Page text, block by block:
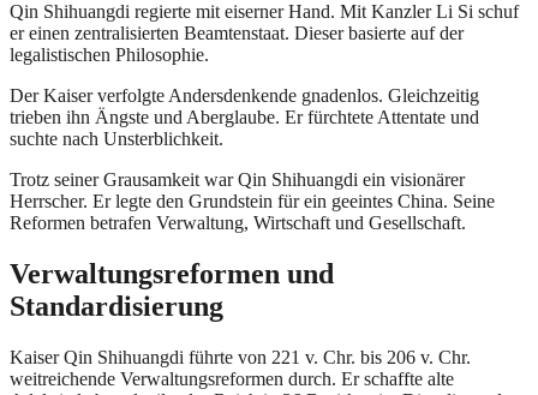
Qin Shihuangdi regierte mit eiserner Hand. Mit Kanzler Li Si schuf
er einen zentralisierten Beamtenstaat. Dieser basierte auf der
legalistischen Philosophie.
Der Kaiser verfolgte Andersdenkende gnadenlos. Gleichzeitig
trieben ihn Ängste und Aberglaube. Er fürchtete Attentate und
suchte nach Unsterblichkeit.
Trotz seiner Grausamkeit war Qin Shihuangdi ein visionärer
Herrscher. Er legte den Grundstein für ein geeintes China. Seine
Reformen betrafen Verwaltung, Wirtschaft und Gesellschaft.
Verwaltungsreformen und
Standardisierung
Kaiser Qin Shihuangdi führte von 221 v. Chr. bis 206 v. Chr.
weitreichende Verwaltungsreformen durch. Er schaffte alte